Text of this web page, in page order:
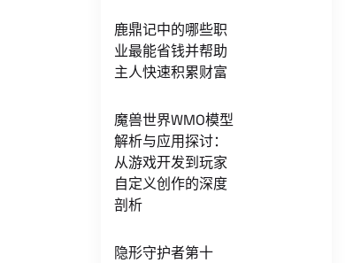
鹿鼎记中的哪些职
业最能省钱并帮助
主人快速积累财富
魔兽世界WMO模型
解析与应用探讨：
从游戏开发到玩家
自定义创作的深度
剖析
隐形守护者第十